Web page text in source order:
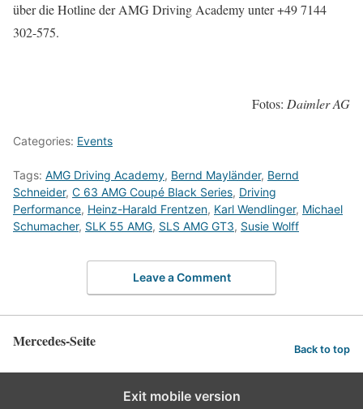
über die Hotline der AMG Driving Academy unter +49 7144
302-575.
Fotos: Daimler AG
Categories: Events
Tags: AMG Driving Academy, Bernd Mayländer, Bernd
Schneider, C 63 AMG Coupé Black Series, Driving
Performance, Heinz-Harald Frentzen, Karl Wendlinger, Michael
Schumacher, SLK 55 AMG, SLS AMG GT3, Susie Wolff
Leave a Comment
Mercedes-Seite Back to top
Exit mobile version